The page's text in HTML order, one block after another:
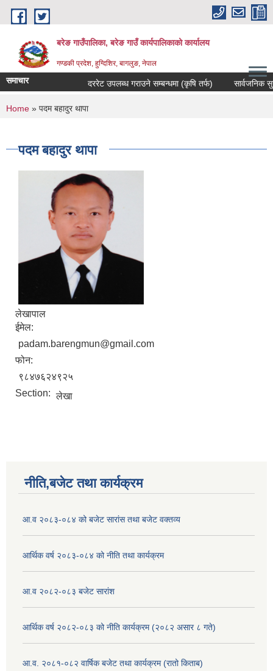
Skip to main content
बरेङ गाउँपालिका, बरेङ गाउँ कार्यपालिकाको कार्यालय
गण्डकी प्रदेश, हुग्दिशिर, बागलुङ, नेपाल
समाचार दररेट उपलब्ध गराउने सम्बन्धमा (कृषि तर्फ) सार्वजनिक
You are here
Home » पदम बहादुर थापा
पदम बहादुर थापा
लेखापाल
ईमेल:
padam.barengmun@gmail.com
फोन:
९८४७६२४९२५
Section: लेखा
नीति,बजेट तथा कार्यक्रम
आ.व २०८३-०८४ को बजेट सारांस तथा बजेट वक्तव्य
आर्थिक वर्ष २०८३-०८४ को नीति तथा कार्यक्रम
आ.व २०८२-०८३ बजेट सारांश
आर्थिक वर्ष २०८२-०८३ को नीति कार्यक्रम (२०८२ असार ८ गते)
आ.व. २०८१-०८२ वार्षिक बजेट तथा कार्यक्रम (रातो किताब)